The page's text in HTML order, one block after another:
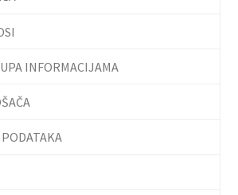
INFORMACIJAMA